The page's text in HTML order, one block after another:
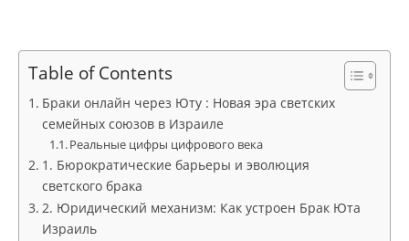
Table of Contents
Браки онлайн через Юту : Новая эра светских
семейных союзов в Израиле
Реальные цифры цифрового века
1. Бюрократические барьеры и эволюция
светского брака
2. Юридический механизм: Как устроен Брак Юта
Израиль